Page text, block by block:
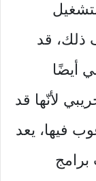
ذلك، قد
أيضًا
لأنّها قد
فيها، يعد